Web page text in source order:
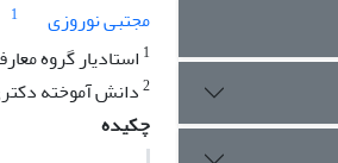
مجتبی نوروزی
1
1 استادیار گروه
2دانش آموخته
چکیده